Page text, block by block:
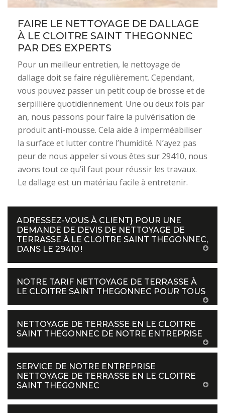
FAIRE LE NETTOYAGE DE DALLAGE
À LE CLOITRE SAINT THEGONNEC
PAR DES EXPERTS
Pour un meilleur entretien, le nettoyage de
dallage doit se faire régulièrement. Cependant,
vous pouvez passer un petit coup de brosse et de
serpillière quotidiennement. Une ou deux fois par
an, nous passons pour faire la pulvérisation de
produit anti-mousse. Cela aide à imperméabiliser
la surface et lutter contre l’humidité. N’ayez pas
peur de nous appeler si vous êtes sur 29410, nous
avons tout ce qu’il faut pour réussir les travaux.
Le dallage est un matériau facile à entretenir.
ADRESSEZ-VOUS À CLIENT} POUR UNE
DEMANDE DE DEVIS DE NETTOYAGE DE
TERRASSE À LE CLOITRE SAINT THEGONNEC,
DANS LE 29410 !
NOTRE TARIF NETTOYAGE DE TERRASSE À
LE CLOITRE SAINT THEGONNEC POUR TOUS
NETTOYAGE DE TERRASSE EN LE CLOITRE
SAINT THEGONNEC DE NOTRE ENTREPRISE
SERVICE DE NOTRE ENTREPRISE
NETTOYAGE DE TERRASSE EN LE CLOITRE
SAINT THEGONNEC